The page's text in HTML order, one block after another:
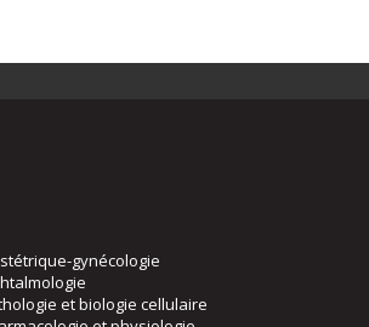
gynécologie
et biologie cellulaire